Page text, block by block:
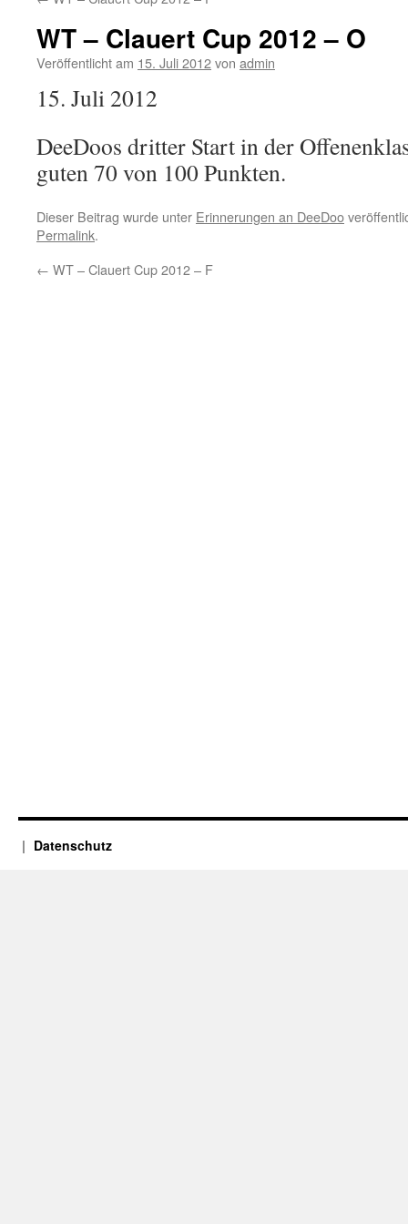
WT – Clauert Cup 2012 – O
Veröffentlicht am 15. Juli 2012von admin
15. Juli 2012
DeeDoos dritter Start in der
guten 70 von 100 Punkten.
Dieser Beitrag wurde unter Erinnerungen an DeeDoo
Permalink.
← WT – Clauert Cup 2012 – F
Datenschutz